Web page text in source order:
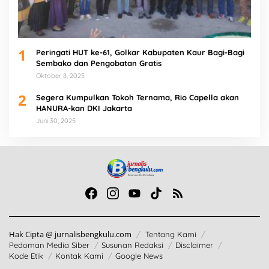
1
Peringati HUT ke-61, Golkar Kabupaten Kaur Bagi-Bagi
Sembako dan Pengobatan Gratis
Oktober 8, 2025
2
Segera Kumpulkan Tokoh Ternama, Rio Capella akan
HANURA-kan DKI Jakarta
Juni 30, 2025
Hak Cipta @ jurnalisbengkulu.com
Tentang Kami
Pedoman Media Siber
Susunan Redaksi
Disclaimer
Kode Etik
Kontak Kami Google News